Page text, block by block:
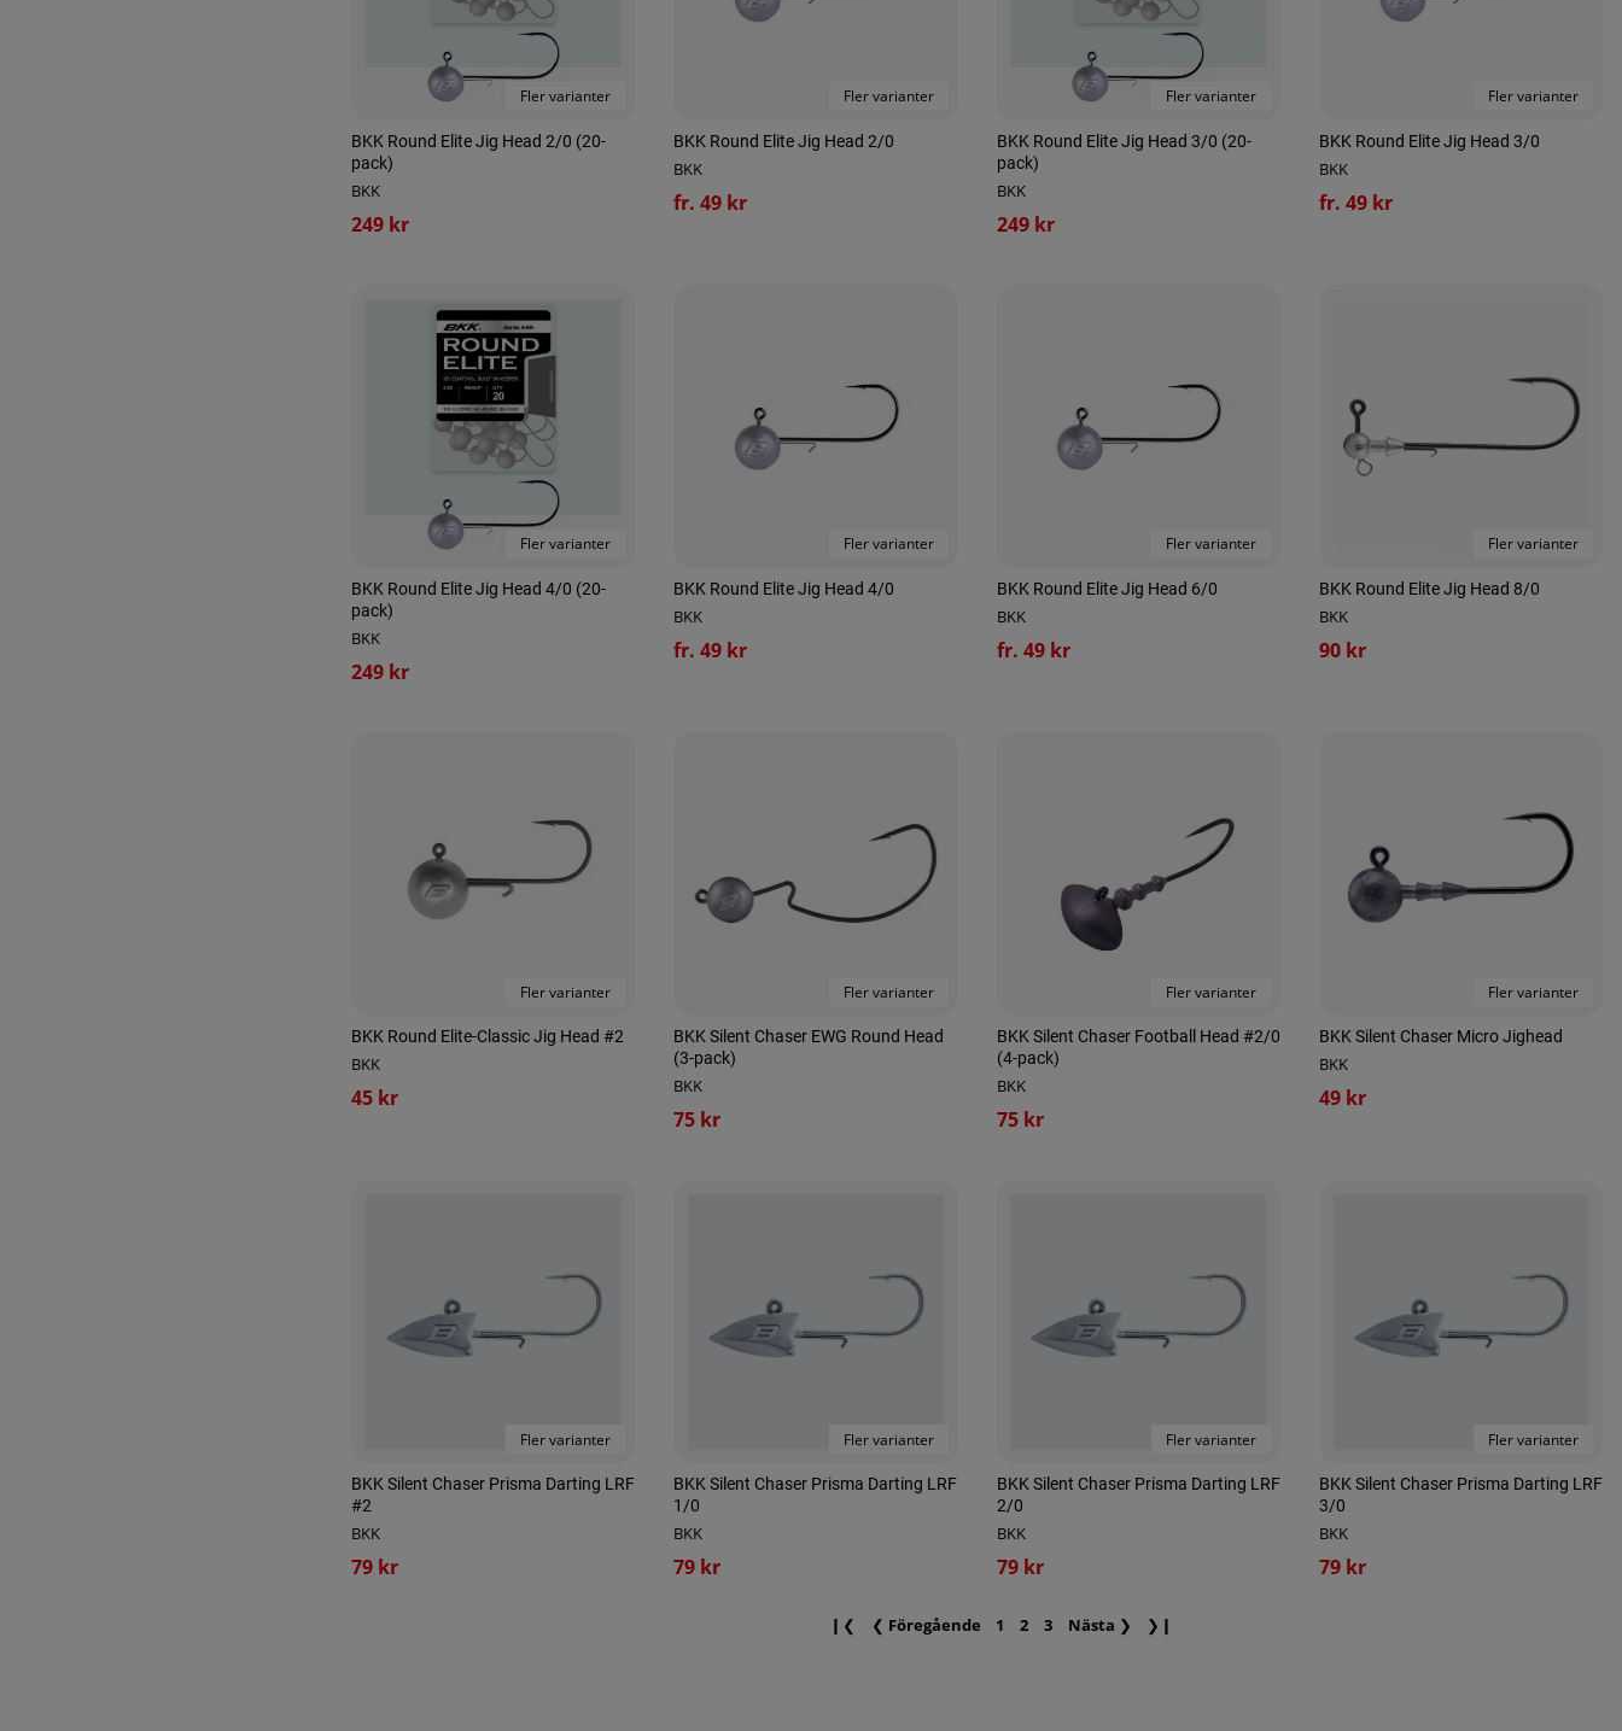
Fler varianter
BKK Round Elite Jig Head 2/0 (20-
pack)
BKK
249 kr
Fler varianter
BKK Round Elite Jig Head 2/0
BKK
fr. 49 kr
Fler varianter
BKK Round Elite Jig Head 3/0 (20-
pack)
BKK
249 kr
Fler varianter
BKK Round Elite Jig Head 3/0
BKK
fr. 49 kr
Fler varianter
BKK Round Elite Jig Head 4/0 (20-
pack)
BKK
249 kr
Fler varianter
BKK Round Elite Jig Head 4/0
BKK
fr. 49 kr
Fler varianter
BKK Round Elite Jig Head 6/0
BKK
fr. 49 kr
Fler varianter
BKK Round Elite Jig Head 8/0
BKK
90 kr
Fler varianter
BKK Round Elite-Classic Jig Head #2
BKK
45 kr
Fler varianter
BKK Silent Chaser EWG Round Head
(3-pack)
BKK
75 kr
Fler varianter
BKK Silent Chaser Football Head #2/0
(4-pack)
BKK
75 kr
Fler varianter
BKK Silent Chaser Micro Jighead
BKK
49 kr
Fler varianter
BKK Silent Chaser Prisma Darting LRF
#2
BKK
79 kr
Fler varianter
BKK Silent Chaser Prisma Darting LRF
1/0
BKK
79 kr
Fler varianter
BKK Silent Chaser Prisma Darting LRF
2/0
BKK
79 kr
Fler varianter
BKK Silent Chaser Prisma Darting LRF
3/0
BKK
79 kr
❙❮ ❮ Föregående 1 2 3 Nästa ❯ ❯❙